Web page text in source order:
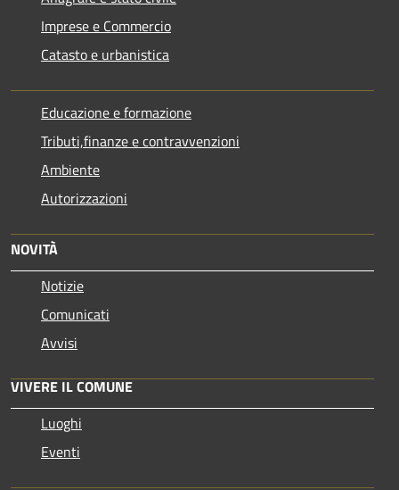
Imprese e Commercio
Catasto e urbanistica
Educazione e formazione
Tributi,finanze e contravvenzioni
Ambiente
Autorizzazioni
NOVITÀ
Notizie
Comunicati
Avvisi
VIVERE IL COMUNE
Luoghi
Eventi